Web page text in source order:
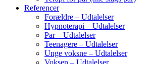
Referencer
Forældre – Udtalelser
Hypnoterapi – Udtalelser
Par – Udtalelser
Teenagere – Udtalelser
Unge voksne – Udtalelser
Voksen – Udtalelser